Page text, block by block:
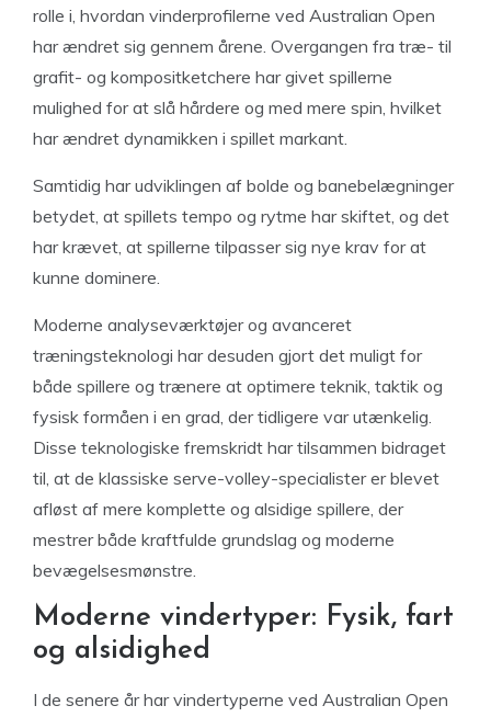
rolle i, hvordan vinderprofilerne ved Australian Open
har ændret sig gennem årene. Overgangen fra træ- til
grafit- og kompositketchere har givet spillerne
mulighed for at slå hårdere og med mere spin, hvilket
har ændret dynamikken i spillet markant.
Samtidig har udviklingen af bolde og banebelægninger
betydet, at spillets tempo og rytme har skiftet, og det
har krævet, at spillerne tilpasser sig nye krav for at
kunne dominere.
Moderne analyseværktøjer og avanceret
træningsteknologi har desuden gjort det muligt for
både spillere og trænere at optimere teknik, taktik og
fysisk formåen i en grad, der tidligere var utænkelig.
Disse teknologiske fremskridt har tilsammen bidraget
til, at de klassiske serve-volley-specialister er blevet
afløst af mere komplette og alsidige spillere, der
mestrer både kraftfulde grundslag og moderne
bevægelsesmønstre.
Moderne vindertyper: Fysik, fart
og alsidighed
I de senere år har vindertyperne ved Australian Open